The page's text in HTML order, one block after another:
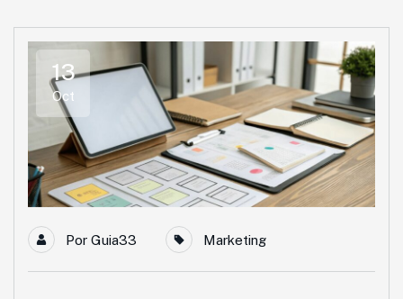
13
Oct
Por Guia33 Marketing